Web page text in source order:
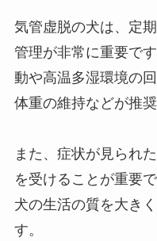
気管虚脱の犬は、定
管理が非常に重要で
動や高温多湿環境の
体重の維持などが推奨
また、症状が見られ
を受けることが重要
犬の生活の質を大き
す。